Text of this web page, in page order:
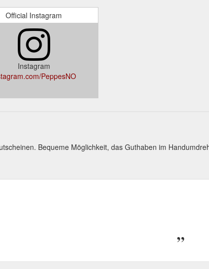
Official Instagram
Instagram
PeppesNO
Bequeme Möglichkeit, das Guthaben im